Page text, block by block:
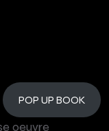
POP UP BOOK
oeuvre